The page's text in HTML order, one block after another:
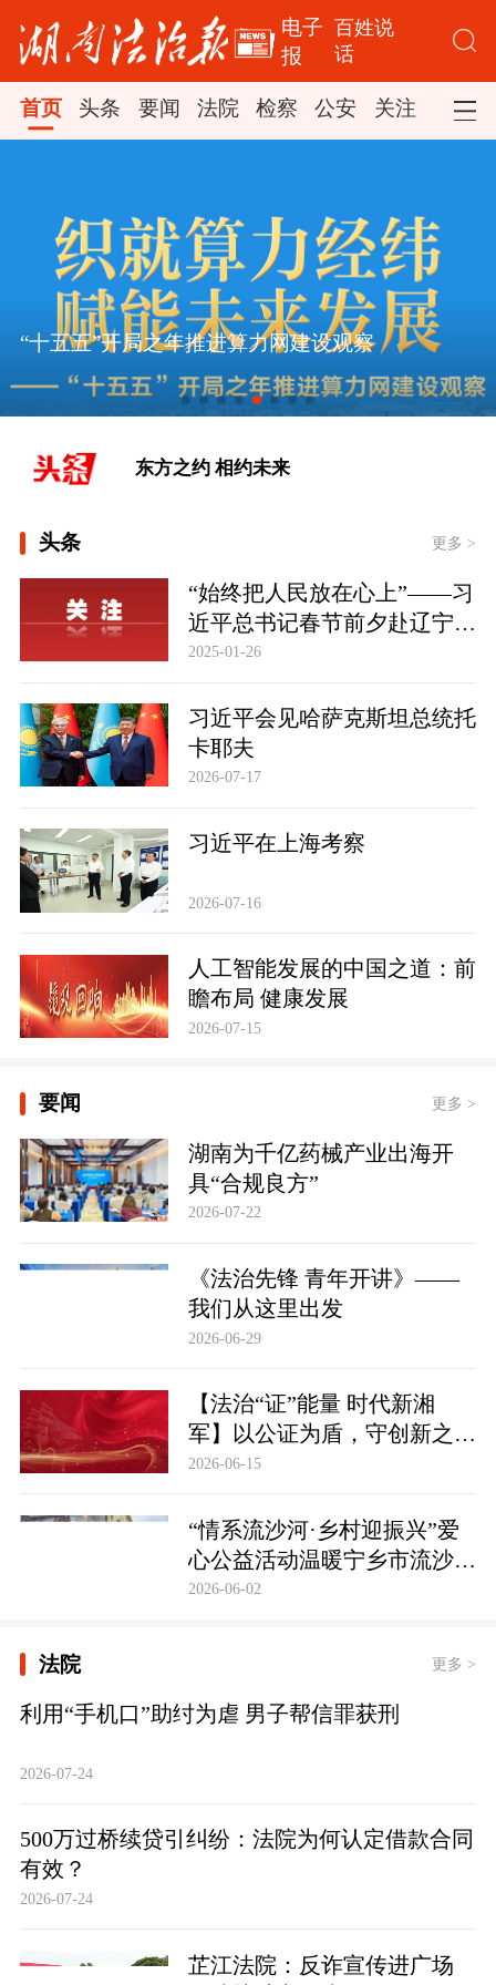
电子
报
百姓说
话
首页 头条 要闻 法院 检察 公安 关注 司法
“十五五”开局之年推进算力网建设观察
[追光的你｜太行山上新愚公]
东方之约 相约未来
[“作为千年古都，要把传统和现代有机
融合在一起”]
[追光的你｜太行山上新愚公]
东方之约 相约未来
头条 更多 >
“始终把人民放在心上”——习
近平总书记春节前夕赴辽宁看
望慰问基层干部群众纪实
2025-01-26
习近平会见哈萨克斯坦总统托
卡耶夫
2026-07-17
习近平在上海考察
2026-07-16
人工智能发展的中国之道：前
瞻布局 健康发展
2026-07-15
要闻 更多 >
湖南为千亿药械产业出海开
具“合规良方”
2026-07-22
《法治先锋 青年开讲》——
我们从这里出发
2026-06-29
【法治“证”能量 时代新湘
军】以公证为盾，守创新之魂
湖南青年公证人为知识产权保
2026-06-15
“情系流沙河·乡村迎振兴”爱
心公益活动温暖宁乡市流沙河
镇
2026-06-02
法院 更多 >
利用“手机口”助纣为虐 男子帮信罪获刑
2026-07-24
500万过桥续贷引纠纷：法院为何认定借款合同
有效？
2026-07-24
芷江法院：反诈宣传进广场